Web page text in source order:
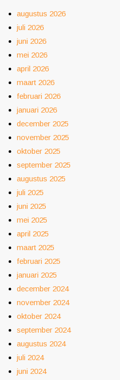
augustus 2026
juli 2026
juni 2026
mei 2026
april 2026
maart 2026
februari 2026
januari 2026
december 2025
november 2025
oktober 2025
september 2025
augustus 2025
juli 2025
juni 2025
mei 2025
april 2025
maart 2025
februari 2025
januari 2025
december 2024
november 2024
oktober 2024
september 2024
augustus 2024
juli 2024
juni 2024